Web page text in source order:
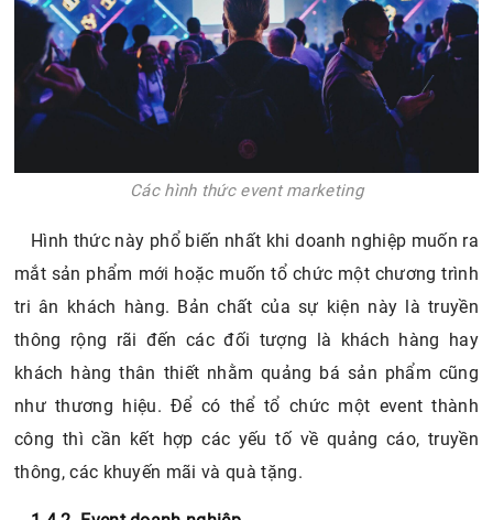
Các hình thức event marketing
Hình thức này phổ biến nhất khi doanh nghiệp muốn ra
mắt sản phẩm mới hoặc muốn tổ chức một chương trình
tri ân khách hàng. Bản chất của sự kiện này là truyền
thông rộng rãi đến các đối tượng là khách hàng hay
khách hàng thân thiết nhằm quảng bá sản phẩm cũng
như thương hiệu. Để có thể tổ chức một event thành
công thì cần kết hợp các yếu tố về quảng cáo, truyền
thông, các khuyến mãi và quà tặng.